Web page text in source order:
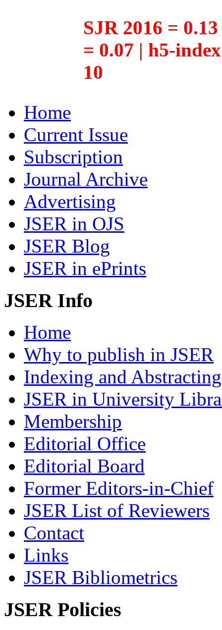
SJR 2016 =
= 0.07 | h5-
10
Home
Current Issue
Subscription
Journal Archive
Advertising
JSER in OJS
JSER Blog
JSER in ePrints
JSER Info
Home
Why to publish in JSER
Indexing and Abstracting
JSER in University
Membership
Editorial Office
Editorial Board
Former Editors-in-Chief
JSER List of Reviewers
Contact
Links
JSER Bibliometrics
JSER Policies